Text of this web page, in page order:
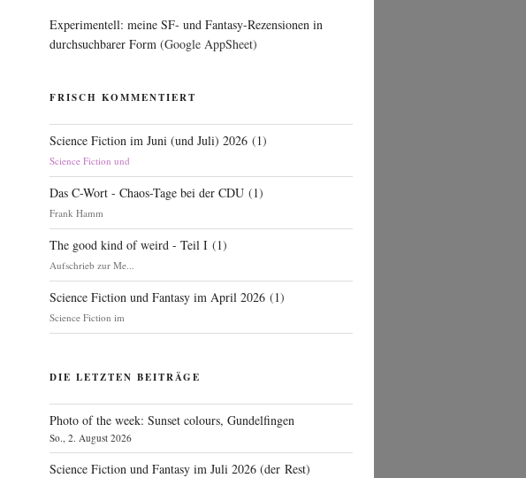
Experimentell: meine SF- und Fantasy-Rezensionen in
durchsuchbarer Form (Google AppSheet)
FRISCH KOMMENTIERT
Science Fiction im Juni (und Juli) 2026 (1)
Science Fiction und
Das C-Wort - Chaos-Tage bei der CDU (1)
Frank Hamm
The good kind of weird - Teil I (1)
Aufschrieb zur Me...
Science Fiction und Fantasy im April 2026 (1)
Science Fiction im
DIE LETZTEN BEITRÄGE
Photo of the week: Sunset colours, Gundelfingen
So., 2. August 2026
Science Fiction und Fantasy im Juli 2026 (der Rest)